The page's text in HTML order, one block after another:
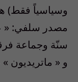
وسياسياً فقط)
مصدر سلفي: «
سنّة وجماعة
و « ماتريديون »